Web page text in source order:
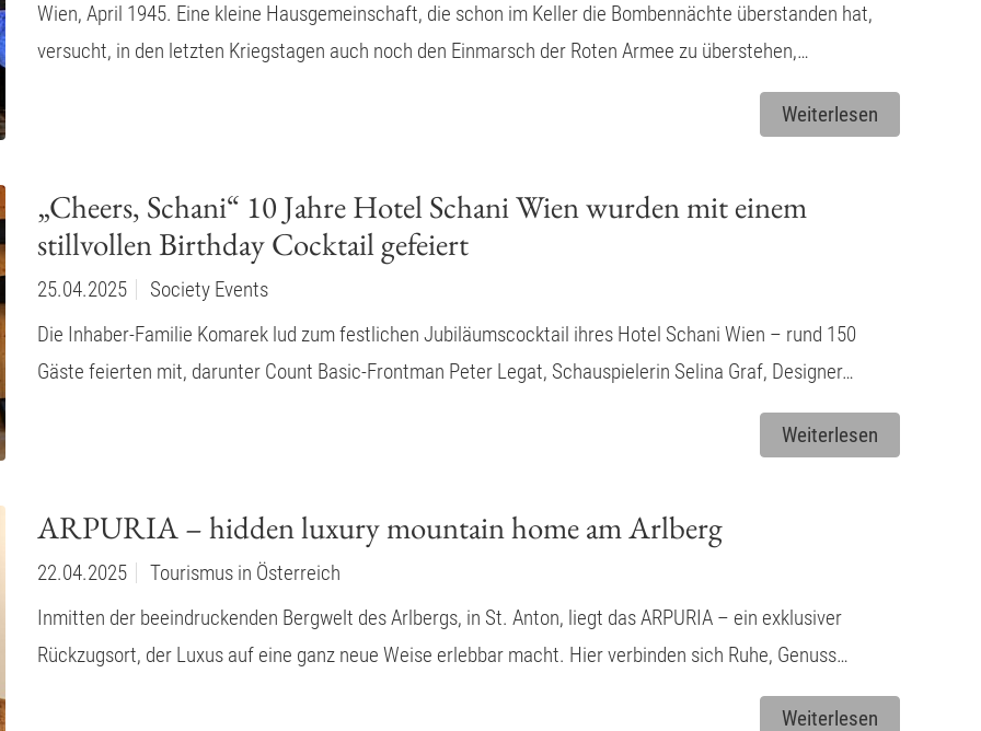
Wien, April 1945. Eine kleine Hausgemeinschaft, die schon im Keller die Bombennächte überstanden hat,
versucht, in den letzten Kriegstagen auch noch den Einmarsch der Roten Armee zu überstehen,…
Weiterlesen
„Cheers, Schani“ 10 Jahre Hotel Schani Wien wurden mit einem
stillvollen Birthday Cocktail gefeiert
25.04.2025
Society Events
Die Inhaber-Familie Komarek lud zum festlichen Jubiläumscocktail ihres Hotel Schani Wien – rund 150
Gäste feierten mit, darunter Count Basic-Frontman Peter Legat, Schauspielerin Selina Graf, Designer…
Weiterlesen
ARPURIA – hidden luxury mountain home am Arlberg
22.04.2025
Tourismus in Österreich
Inmitten der beeindruckenden Bergwelt des Arlbergs, in St. Anton, liegt das ARPURIA – ein exklusiver
Rückzugsort, der Luxus auf eine ganz neue Weise erlebbar macht. Hier verbinden sich Ruhe, Genuss…
Weiterlesen